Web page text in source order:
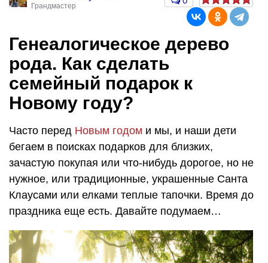
Грандмастер
Генеалогическое дерево
рода. Как сделать
семейный подарок к
Новому году?
Часто перед Новым годом и мы, и наши дети
бегаем в поисках подарков для близких,
зачастую покупая или что-нибудь дорогое, но не
нужное, или традиционные, украшенные Санта
Клаусами или елками теплые тапочки. Время до
праздника еще есть. Давайте подумаем…